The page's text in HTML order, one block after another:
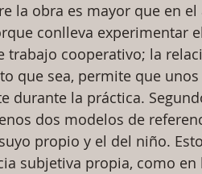
la obra es mayor que en
conlleva experimentar
trabajo cooperativo; la
que sea, permite que
durante la práctica.
dos modelos de
propio y el del niño.
subjetiva propia, como